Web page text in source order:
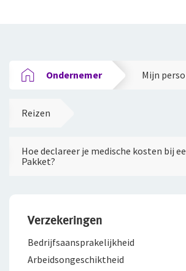
Werken bij De Goudse
Traineeship
Arbeidsvoorwaarden
Privacyverklaring sollicitanten
Jaarverslag
Ondernemer Mijn
Reizen
Hoe declareer je medische kosten bij
Pakket?
Verzekeringen
Bedrijfsaanspra­kelijkheid
Arbeidsongeschiktheid